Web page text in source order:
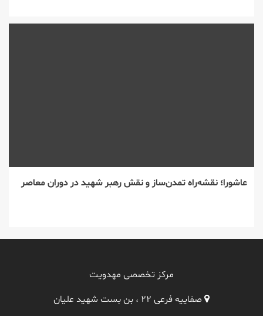
عاشورا؛ نقشه‌راه تمدن‌ساز و نقش رهبر شهید در دوران معاصر
مرکز تخصصی مهدویت
صفاییه فرعی ۲۲ ، بن بست شهید علیان